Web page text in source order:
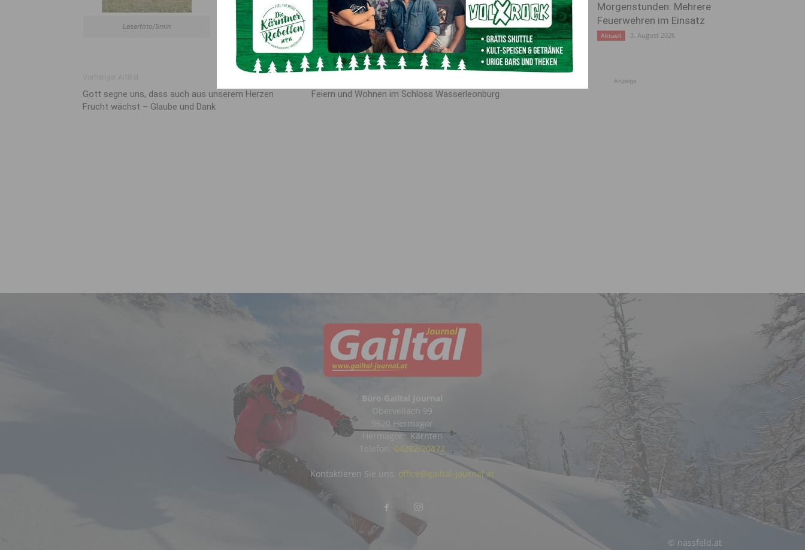
Leserfoto/5min Leserfoto/5min Leserfoto/5min
Gott segne uns, dass auch aus unserem Herzen
Frucht wächst – Glaube und Dank
Feiern und Wohnen im Schloss Wasserleonburg
Morgenstunden: Mehrere
Feuerwehren im Einsatz
Aktuell 3. August 2026
Anzeige
Büro Gailtal Journal
Obervellach 99
9620 Hermagor
Hermagor - Kärnten
Telefon: 04282/20472
© nassfeld.at
Kontaktieren Sie uns: office@gailtal-journal.at